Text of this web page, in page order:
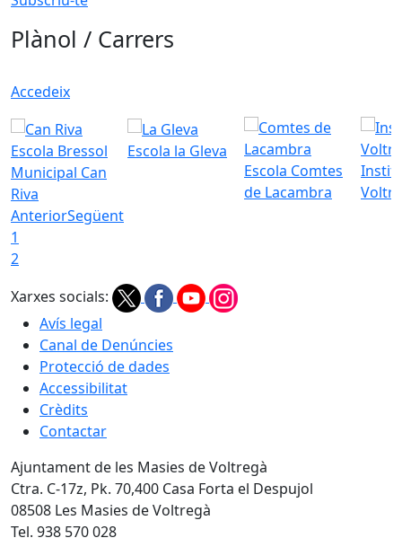
Plànol / Carrers
Accedeix
Escola Bressol
Municipal Can
Riva
Escola la Gleva
Escola Comtes
de Lacambra
AnteriorSegüent
1
2
Xarxes socials:
Avís legal
Canal de Denúncies
Protecció de dades
Accessibilitat
Crèdits
Contactar
Ajuntament de les Masies de Voltregà
Ctra. C-17z, Pk. 70,400 Casa Forta el Despujol
08508 Les Masies de Voltregà
Tel. 938 570 028